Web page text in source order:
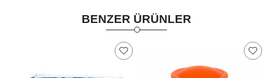
BENZER ÜRÜNLER